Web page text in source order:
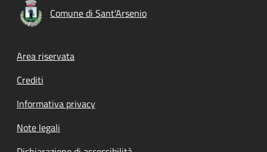
Comune di Sant'Arsenio
Footer menu
Area riservata
Crediti
Informativa privacy
Note legali